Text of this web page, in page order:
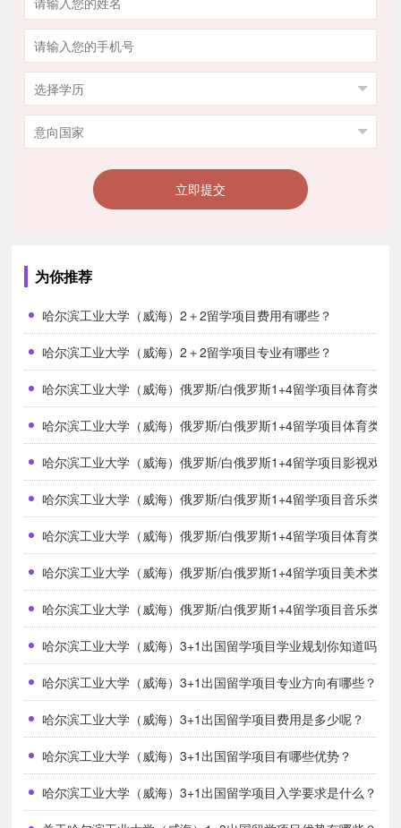
八、入学要求
1. 免试录取条件(满足以下三个条件之一即可)
(1) 全国考生当年高考在当地一批本科录取线(含自主招生线)以
上，且英语成绩 100 分及以上;
(2) 数学和物理成绩均70%以上;且高考英语成绩≥120 分;
2. 不满足免试条件者，参加统一的英文能力测试和综合素质面
4. 16岁以上(入学后12月底前满17岁)
试后直升2+2+1本硕连读定向班
九、费用类别
1. 学费：139,800元/年
2. 住宿费参照学校相应收费标准执行
3. 未来海外大学学费按照申请当年各校官方实际收费标准
立即提交
为你推荐
哈尔滨工业大学（威海）2＋2留学项目费用有哪些？
哈尔滨工业大学（威海）2＋2留学项目专业有哪些？
哈尔滨工业大学（威海）俄罗斯/白俄罗斯1+4留学项目体育类合
哈尔滨工业大学（威海）俄罗斯/白俄罗斯1+4留学项目体育类合
哈尔滨工业大学（威海）俄罗斯/白俄罗斯1+4留学项目影视戏剧
哈尔滨工业大学（威海）俄罗斯/白俄罗斯1+4留学项目音乐类合
哈尔滨工业大学（威海）俄罗斯/白俄罗斯1+4留学项目体育类专
哈尔滨工业大学（威海）俄罗斯/白俄罗斯1+4留学项目美术类专
哈尔滨工业大学（威海）俄罗斯/白俄罗斯1+4留学项目音乐类专
哈尔滨工业大学（威海）3+1出国留学项目学业规划你知道吗？
哈尔滨工业大学（威海）3+1出国留学项目专业方向有哪些？
哈尔滨工业大学（威海）3+1出国留学项目费用是多少呢？
哈尔滨工业大学（威海）3+1出国留学项目有哪些优势？
哈尔滨工业大学（威海）3+1出国留学项目入学要求是什么？